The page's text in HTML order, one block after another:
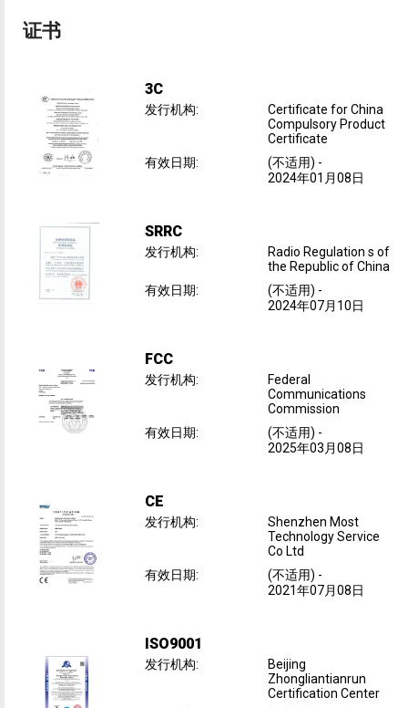
证书
3C
发行机构:
Certificate for China
Compulsory Product
Certificate
有效日期: (不适用) -
2024年01月08日
SRRC
发行机构:
Radio Regulation s of
the Republic of China
有效日期: (不适用) -
2024年07月10日
FCC
发行机构:
Federal
Communications
Commission
有效日期: (不适用) -
2025年03月08日
CE
发行机构:
Shenzhen Most
Technology Service
Co Ltd
有效日期: (不适用) -
2021年07月08日
ISO9001
发行机构:
Beijing
Zhongliantianrun
Certification Center